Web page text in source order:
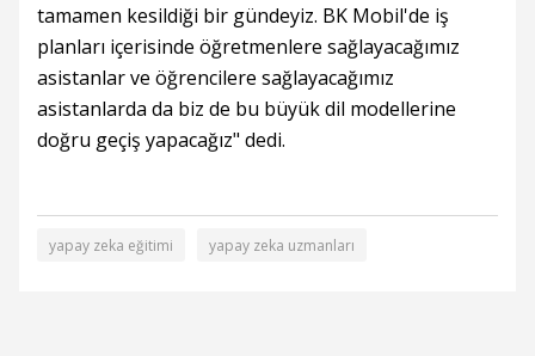
tamamen kesildiği bir gündeyiz. BK Mobil'de iş
planları içerisinde öğretmenlere sağlayacağımız
asistanlar ve öğrencilere sağlayacağımız
asistanlarda da biz de bu büyük dil modellerine
doğru geçiş yapacağız" dedi.
yapay zeka eğitimi yapay zeka uzmanları